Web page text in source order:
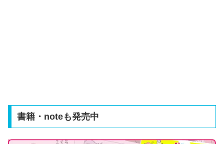
書籍・noteも発売中